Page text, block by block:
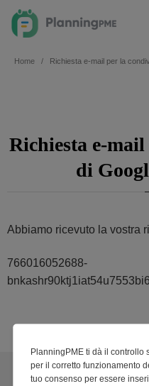
Home Richiesta e-mail per la
Richiesta e-
di
Abbiamo ricevuto la vostra
766016052688-
PlanningPME ti dà il controllo
per il corretto funzionamento
tuo consenso per essere